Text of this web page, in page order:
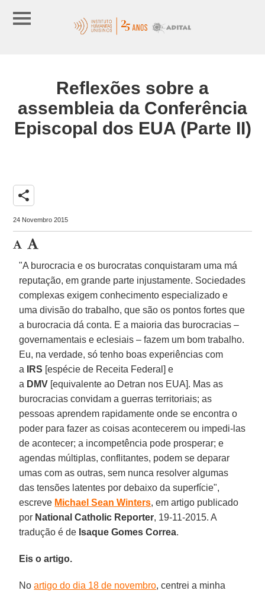
Reflexões sobre a
assembleia da Conferência
Episcopal dos EUA (Parte II)
share
24 Novembro 2015
"A burocracia e os burocratas conquistaram uma má
reputação, em grande parte injustamente. Sociedades
complexas exigem conhecimento especializado e
uma divisão do trabalho, que são os pontos fortes que
a burocracia dá conta. E a maioria das burocracias –
governamentais e eclesiais – fazem um bom trabalho.
Eu, na verdade, só tenho boas experiências com
a
IRS [espécie de Receita Federal] e
a DMV [equivalente ao Detran nos EUA]. Mas as
burocracias convidam a guerras territoriais; as
pessoas aprendem rapidamente onde se encontra o
poder para fazer as coisas acontecerem ou impedi-las
de acontecer; a incompetência pode prosperar; e
agendas múltiplas, conflitantes, podem se deparar
umas com as outras, sem nunca resolver algumas
das tensões latentes por debaixo da superfície",
escreve Michael Sean Winters, em artigo publicado
por National Catholic Reporter, 19-11-2015. A
tradução é de Isaque Gomes Correa.
Eis o artigo.
Noartigo do dia 18 de novembro, centrei a minha